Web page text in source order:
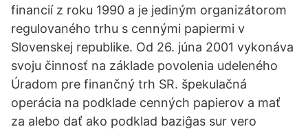
financií z roku 1990 a je jediným organizátorom
regulovaného trhu s cennými papiermi v
Slovenskej republike. Od 26. júna 2001 vykonáva
svoju činnosť na základe povolenia udeleného
Úradom pre finančný trh SR. špekulačná
operácia na podklade cenných papierov a mať
za alebo dať ako podklad baziĝas sur vero